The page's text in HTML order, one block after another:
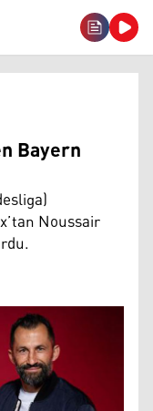
Bayern
Noussair